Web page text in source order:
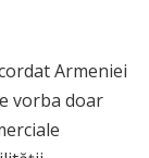
Armeniei
vorba doar